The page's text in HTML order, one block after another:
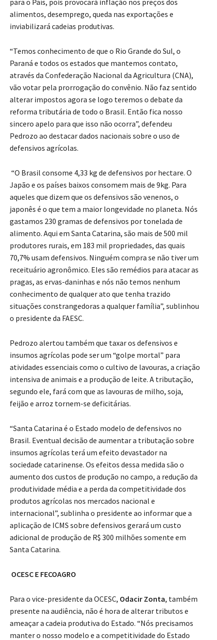
para o País, pois provocará inflação nos preços dos
alimentos, desemprego, queda nas exportações e
inviabilizará cadeias produtivas.
“Temos conhecimento de que o Rio Grande do Sul, o
Paraná e todos os estados que mantemos contato,
através da Confederação Nacional da Agricultura (CNA),
vão votar pela prorrogação do convênio. Não faz sentido
alterar impostos agora se logo teremos o debate da
reforma tributária de todo o Brasil. Então fica nosso
sincero apelo para que isso não ocorra”, defendeu
Pedrozo ao destacar dados nacionais sobre o uso de
defensivos agrícolas.
“O Brasil consome 4,33 kg de defensivos por hectare. O
Japão e os países baixos consomem mais de 9kg. Para
aqueles que dizem que os defensivos são venenos, o
japonês é o que tem a maior longevidade no planeta. Nós
gastamos 230 gramas de defensivos por tonelada de
alimento. Aqui em Santa Catarina, são mais de 500 mil
produtores rurais, em 183 mil propriedades, das quais
70,7% usam defensivos. Ninguém compra se não tiver um
receituário agronômico. Eles são remédios para atacar as
pragas, as ervas-daninhas e nós não temos nenhum
conhecimento de qualquer ato que tenha trazido
situações constrangedoras a qualquer família”, sublinhou
o presidente da FAESC.
Pedrozo alertou também que taxar os defensivos e
insumos agrícolas pode ser um “golpe mortal” para
atividades essenciais como o cultivo de lavouras, a criação
intensiva de animais e a produção de leite. A tributação,
segundo ele, fará com que as lavouras de milho, soja,
feijão e arroz tornem-se deficitárias.
“Santa Catarina é o Estado modelo de defensivos no
Brasil. Eventual decisão de aumentar a tributação sobre
insumos agrícolas terá um efeito devastador na
sociedade catarinense. Os efeitos dessa medida são o
aumento dos custos de produção no campo, a redução da
produtividade média e a perda da competitividade dos
produtos agrícolas nos mercados nacional e
internacional”, sublinha o presidente ao informar que a
aplicação de ICMS sobre defensivos gerará um custo
adicional de produção de R$ 300 milhões somente em
Santa Catarina.
OCESC E FECOAGRO
Para o vice-presidente da OCESC, Odacir Zonta, também
presente na audiência, não é hora de alterar tributos e
ameaçar a cadeia produtiva do Estado. “Nós precisamos
manter o nosso modelo e a competitividade do Estado